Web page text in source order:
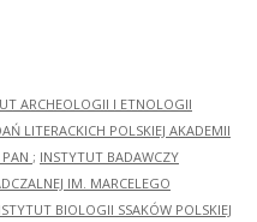
ARCHEOLOGII I ETNOLOGII
LITERACKICH POLSKIEJ AKADEMII
; INSTYTUT BADAWCZY
IM. MARCELEGO
BIOLOGII SSAKÓW POLSKIEJ